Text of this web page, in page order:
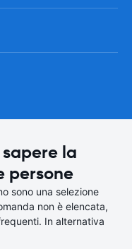
la
persone
sono una selezione
non è elencata,
In alternativa